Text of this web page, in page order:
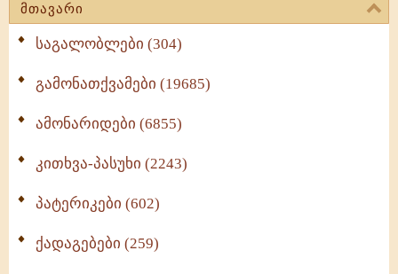
მთავარი
საგალობლები (304)
გამონათქვამები (19685)
ამონარიდები (6855)
კითხვა-პასუხი (2243)
პატერიკები (602)
ქადაგებები (259)